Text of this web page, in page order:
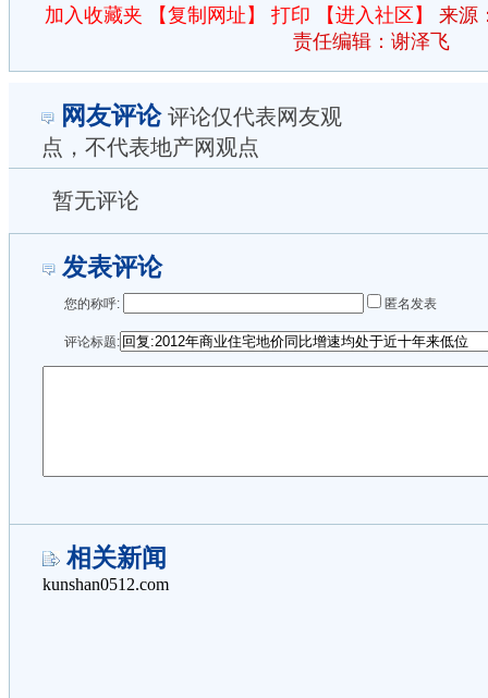
加入收藏夹 【复制网址】 打印 【进入社区】
来源
责任编辑：谢泽飞
网友评论评论仅代表网友观
点，不代表地产网观点
暂无评论
发表评论
您的称呼: 匿名发表
评论标题:
相关新闻